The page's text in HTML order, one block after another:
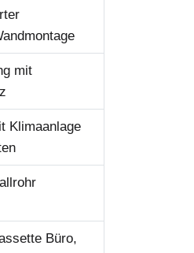
mit
Klimaanlage
Büro,